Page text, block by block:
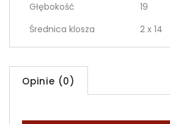
Głębokość
19
Średnica klosza
2 x 14
Opinie (0)